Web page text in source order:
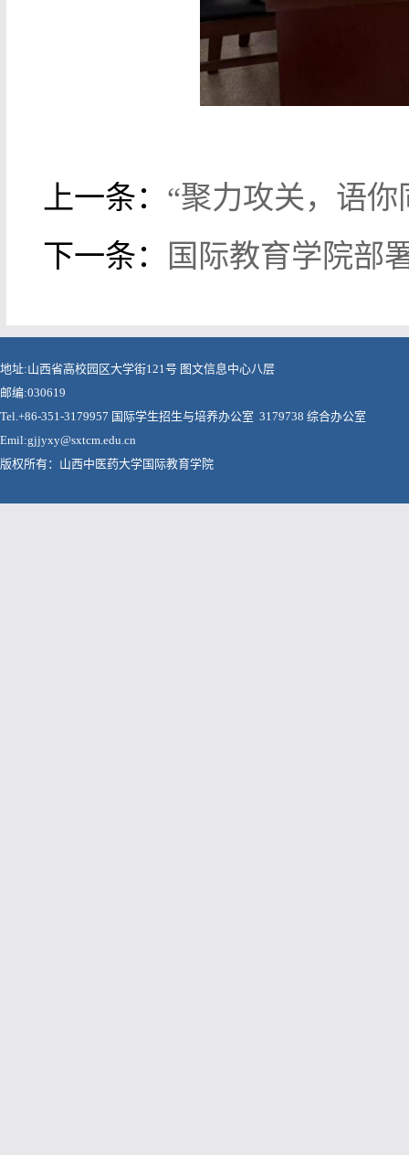
上一条： “聚力攻关，语
下一条：
国际教育学院部
地址:山西省高校园区大学街121号 图文信息中心八层
邮编:030619
Tel.+86-351-3179957 国际学生招生与培养办公室 3179738 综合办公室
Emil:gjjyxy@sxtcm.edu.cn
版权所有：山西中医药大学国际教育学院